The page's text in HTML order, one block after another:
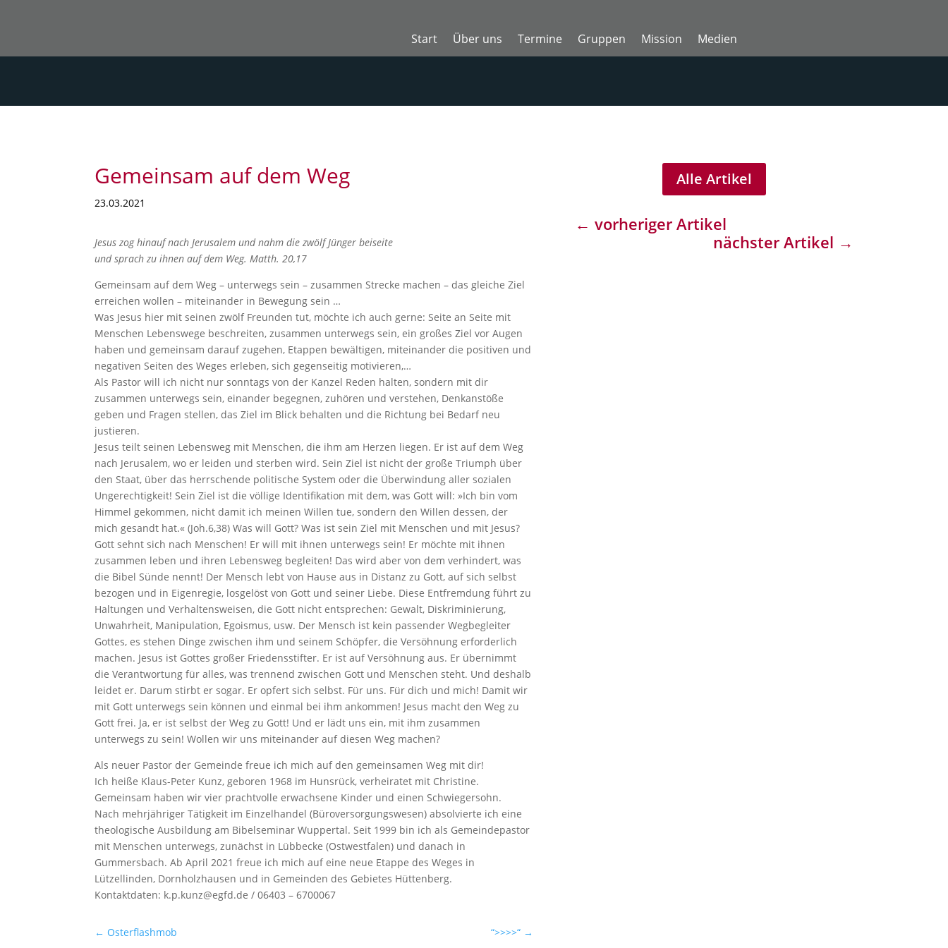
Start Über uns Termine Gruppen Mission Medien
Gemeinsam auf dem Weg
23.03.2021
Jesus zog hinauf nach Jerusalem und nahm die zwölf Jünger beiseite
und sprach zu ihnen auf dem Weg. Matth. 20,17
Gemeinsam auf dem Weg – unterwegs sein – zusammen Strecke machen – das gleiche Ziel
erreichen wollen – miteinander in Bewegung sein …
Was Jesus hier mit seinen zwölf Freunden tut, möchte ich auch gerne: Seite an Seite mit
Menschen Lebenswege beschreiten, zusammen unterwegs sein, ein großes Ziel vor Augen
haben und gemeinsam darauf zugehen, Etappen bewältigen, miteinander die positiven und
negativen Seiten des Weges erleben, sich gegenseitig motivieren,…
Als Pastor will ich nicht nur sonntags von der Kanzel Reden halten, sondern mit dir
zusammen unterwegs sein, einander begegnen, zuhören und verstehen, Denkanstöße
geben und Fragen stellen, das Ziel im Blick behalten und die Richtung bei Bedarf neu
justieren.
Jesus teilt seinen Lebensweg mit Menschen, die ihm am Herzen liegen. Er ist auf dem Weg
nach Jerusalem, wo er leiden und sterben wird. Sein Ziel ist nicht der große Triumph über
den Staat, über das herrschende politische System oder die Überwindung aller sozialen
Ungerechtigkeit! Sein Ziel ist die völlige Identifikation mit dem, was Gott will: »Ich bin vom
Himmel gekommen, nicht damit ich meinen Willen tue, sondern den Willen dessen, der
mich gesandt hat.« (Joh.6,38) Was will Gott? Was ist sein Ziel mit Menschen und mit Jesus?
Gott sehnt sich nach Menschen! Er will mit ihnen unterwegs sein! Er möchte mit ihnen
zusammen leben und ihren Lebensweg begleiten! Das wird aber von dem verhindert, was
die Bibel Sünde nennt! Der Mensch lebt von Hause aus in Distanz zu Gott, auf sich selbst
bezogen und in Eigenregie, losgelöst von Gott und seiner Liebe. Diese Entfremdung führt zu
Haltungen und Verhaltensweisen, die Gott nicht entsprechen: Gewalt, Diskriminierung,
Unwahrheit, Manipulation, Egoismus, usw. Der Mensch ist kein passender Wegbegleiter
Gottes, es stehen Dinge zwischen ihm und seinem Schöpfer, die Versöhnung erforderlich
machen. Jesus ist Gottes großer Friedensstifter. Er ist auf Versöhnung aus. Er übernimmt
die Verantwortung für alles, was trennend zwischen Gott und Menschen steht. Und deshalb
leidet er. Darum stirbt er sogar. Er opfert sich selbst. Für uns. Für dich und mich! Damit wir
mit Gott unterwegs sein können und einmal bei ihm ankommen! Jesus macht den Weg zu
Gott frei. Ja, er ist selbst der Weg zu Gott! Und er lädt uns ein, mit ihm zusammen
unterwegs zu sein! Wollen wir uns miteinander auf diesen Weg machen?
Als neuer Pastor der Gemeinde freue ich mich auf den gemeinsamen Weg mit dir!
Ich heiße Klaus-Peter Kunz, geboren 1968 im Hunsrück, verheiratet mit Christine.
Gemeinsam haben wir vier prachtvolle erwachsene Kinder und einen Schwiegersohn.
Nach mehrjähriger Tätigkeit im Einzelhandel (Büroversorgungswesen) absolvierte ich eine
theologische Ausbildung am Bibelseminar Wuppertal. Seit 1999 bin ich als Gemeindepastor
mit Menschen unterwegs, zunächst in Lübbecke (Ostwestfalen) und danach in
Gummersbach. Ab April 2021 freue ich mich auf eine neue Etappe des Weges in
Lützellinden, Dornholzhausen und in Gemeinden des Gebietes Hüttenberg.
Kontaktdaten: k.p.kunz@egfd.de / 06403 – 6700067
← Osterflashmob “>>>>“→
Alle Artikel
← vorheriger Artikel
nächster Artikel →